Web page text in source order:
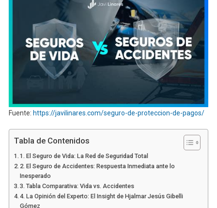
Fuente: https://javilinares.com/seguro-de-proteccion-de-pagos/
Tabla de Contenidos
1. El Seguro de Vida: La Red de Seguridad Total
2. El Seguro de Accidentes: Respuesta Inmediata ante lo
Inesperado
3. Tabla Comparativa: Vida vs. Accidentes
4. La Opinión del Experto: El Insight de Hjalmar Jesús Gibelli
Gómez